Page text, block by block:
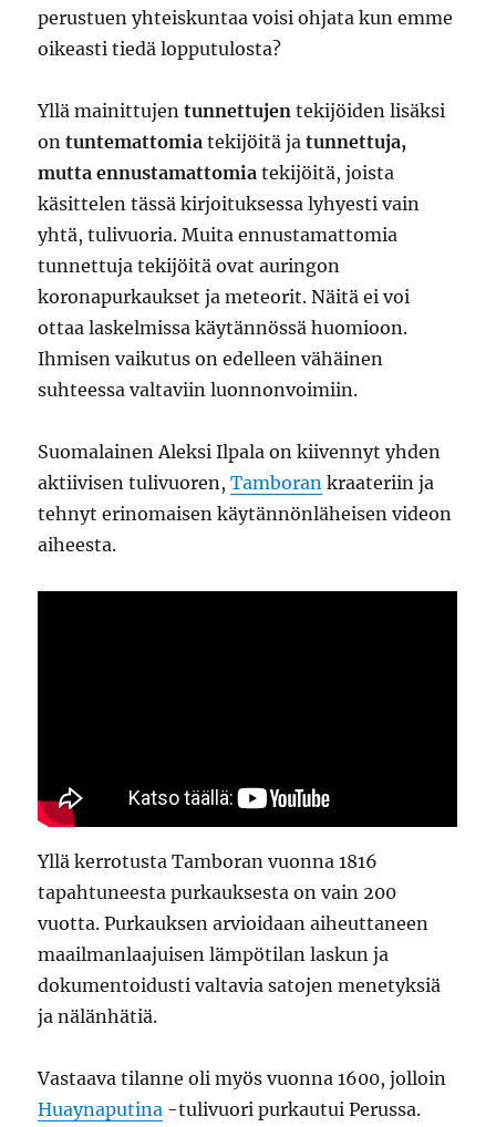
perustuen yhteiskuntaa voisi ohjata kun emme
oikeasti tiedä lopputulosta?
Yllä mainittujentunnettujen tekijöiden lisäksi
ontuntemattomia tekijöitä jatunnettuja,
mutta ennustamattomia tekijöitä, joista
käsittelen tässä kirjoituksessa lyhyesti vain
yhtä, tulivuoria. Muita ennustamattomia
tunnettuja tekijöitä ovat auringon
koronapurkaukset ja meteorit. Näitä ei voi
ottaa laskelmissa käytännössä huomioon.
Ihmisen vaikutus on edelleen vähäinen
suhteessa valtaviin luonnonvoimiin.
Suomalainen Aleksi Ilpala on kiivennyt yhden
aktiivisen tulivuoren,Tamboran kraateriin ja
tehnyt erinomaisen käytännönläheisen videon
aiheesta.
Yllä kerrotusta Tamboran vuonna 1816
tapahtuneesta purkauksesta on vain 200
vuotta. Purkauksen arvioidaan aiheuttaneen
maailmanlaajuisen lämpötilan laskun ja
dokumentoidusti valtavia satojen menetyksiä
ja nälänhätiä.
Vastaava tilanne oli myös vuonna 1600, jolloin
Huaynaputina -tulivuori purkautui Perussa.